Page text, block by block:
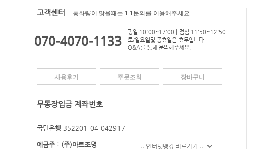
고객센터 통화량이 많을때는 1:1문의를 이용해주세요
070-4070-1133
평일 10:00~17:00 | 점심 11:50~12:50
토/일요일및 공휴일은 휴무입니다.
Q&A를 통해 문의해주세요.
사용후기 주문조회 장바구니
무통장입금 계좌번호
국민은행 352201-04-042917
예금주 : (주)아트조명